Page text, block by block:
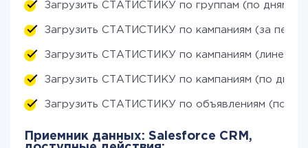
Загрузить СТАТИСТИКУ по группам (по дням)
Загрузить СТАТИСТИКУ по кампаниям (за
Загрузить СТАТИСТИКУ по кампаниям
Загрузить СТАТИСТИКУ по кампаниям (по дням)
Загрузить СТАТИСТИКУ по объявлениям (по
Приемник данных: Salesforce CRM,